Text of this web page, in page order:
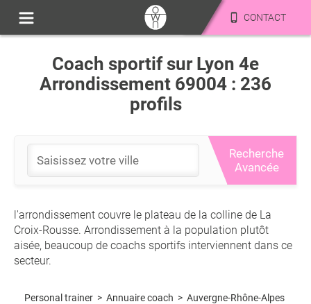
CONTACT
Coach sportif sur Lyon 4e
Arrondissement 69004 : 236
profils
Recherche
Avancée
l'arrondissement couvre le plateau de la colline de La
Croix-Rousse. Arrondissement à la population plutôt
aisée, beaucoup de coachs sportifs interviennent dans ce
secteur.
Personal trainer > Annuaire coach > Auvergne-Rhône-Alpes